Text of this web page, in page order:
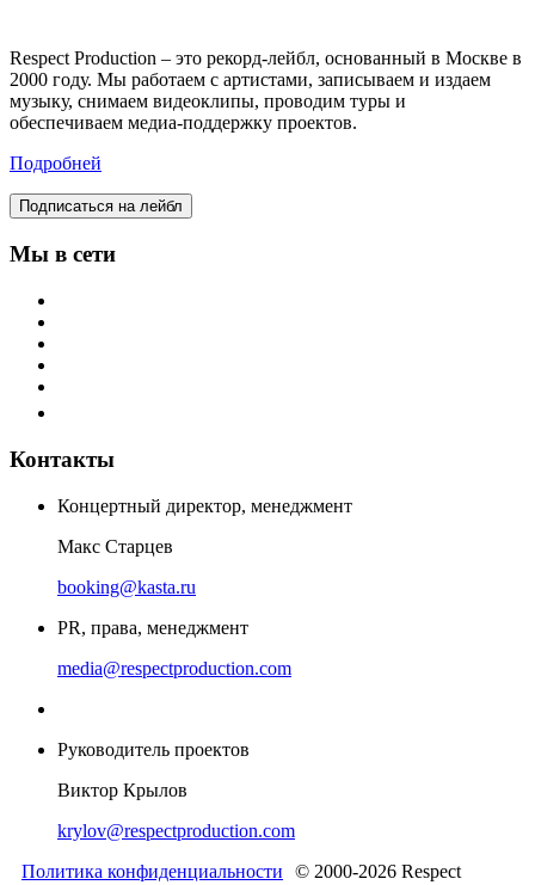
Respect Production – это рекорд-лейбл, основанный в Москве в
2000 году. Мы работаем с артистами, записываем и издаем
музыку, снимаем видеоклипы, проводим туры и
обеспечиваем медиа-поддержку проектов.
Подробней
Подписаться на лейбл
Мы в сети
Контакты
Концертный директор, менеджмент
Макс Старцев
booking@kasta.ru
PR, права, менеджмент
media@respectproduction.com
Руководитель проектов
Виктор Крылов
krylov@respectproduction.com
Политика конфиденциальности
© 2000-2026 Respect